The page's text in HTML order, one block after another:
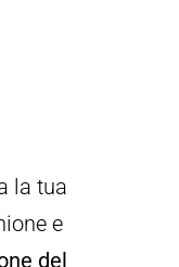
la tua
e
del